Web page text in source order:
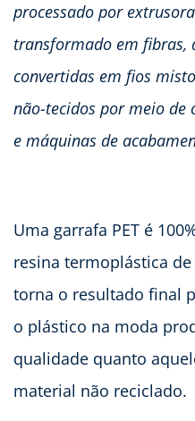
processado por
transformado em fibras,
convertidas em fios
não-tecidos por meio de
e máquinas de
Uma garrafa PET é
resina termoplástica
torna o resultado final
o plástico na moda
qualidade quanto
material não reciclado.